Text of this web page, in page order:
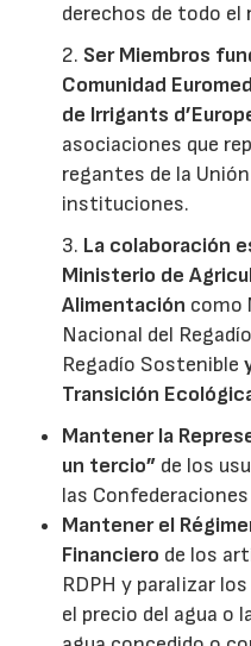
derechos de todo el
2. Ser Miembros
Comunidad
de Irrigants
asociaciones que
regantes de la
instituciones.
3. La colaboración
Ministerio de
Alimentación como
Nacional del
Regadío Sostenible
Transición
Mantener la
un tercio” de los
las
Mantener el
Financiero de los
RDPH y paralizar
el precio del agua o